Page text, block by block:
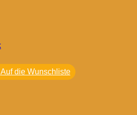
Auf die Wunschliste